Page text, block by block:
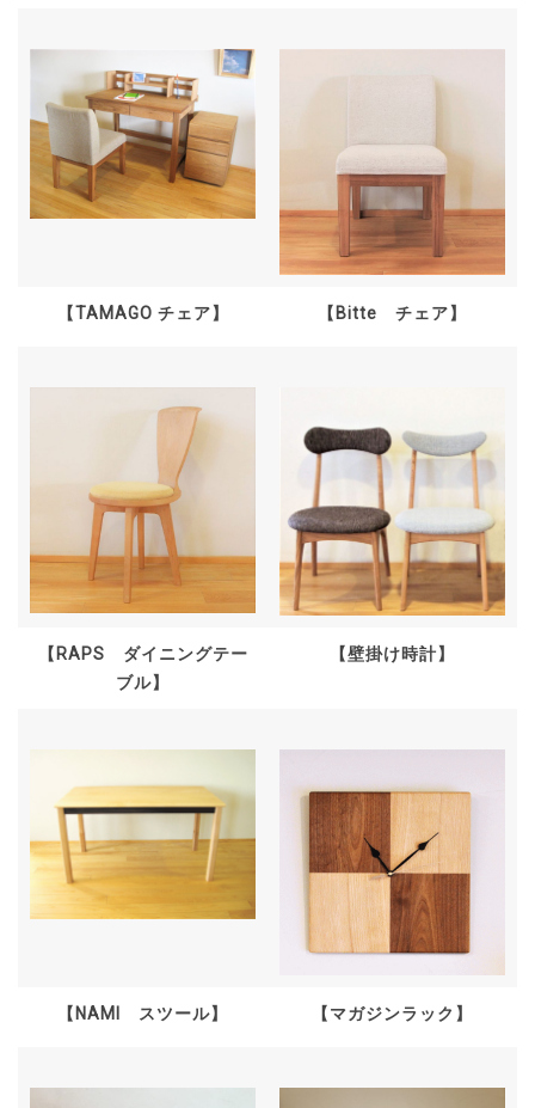
【TAMAGO チェア】 【Bitte チェア】
【RAPS ダイニングテー
ブル】
【壁掛け時計】
【NAMI スツール】 【マガジンラック】